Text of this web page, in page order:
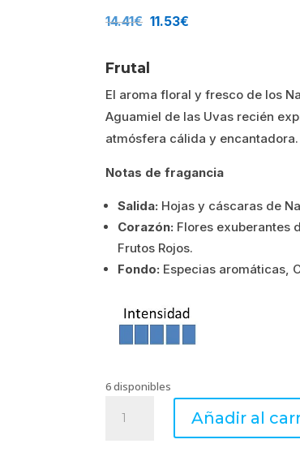
14.41€ El
era:
14.41€.
11.53€
es:
11.53€.
Frutal
El aroma floral y fresco de los
Aguamiel de las Uvas recién
atmósfera cálida y encantadora.
Notas de fragancia
Salida: Hojas y cáscaras de
Corazón: Flores exuberantes
Frutos Rojos.
Fondo: Especias aromáticas,
6 disponibles
UVAS
Añadir al